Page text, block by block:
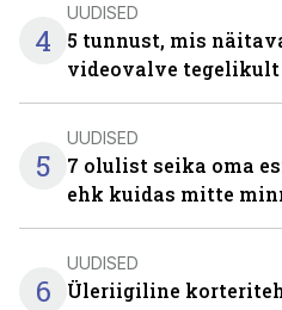
4
UUDISED
5 tunnust, mis
videovalve
5
UUDISED
7 olulist seika oma
ehk kuidas mitte
6
UUDISED
Üleriigiline